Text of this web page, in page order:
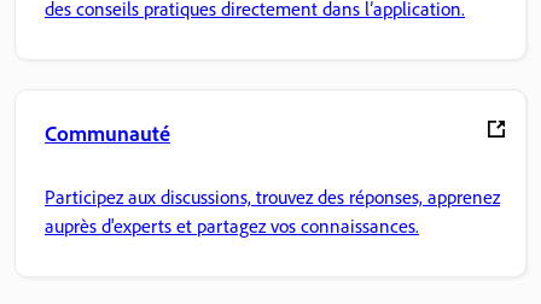
des conseils pratiques directement dans l’application.
Communauté
Participez aux discussions, trouvez des réponses, apprenez
auprès d'experts et partagez vos connaissances.